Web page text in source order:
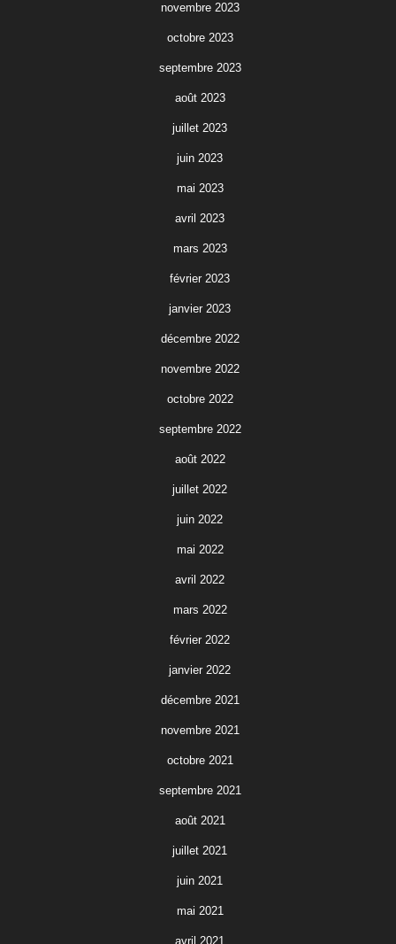
novembre 2023
octobre 2023
septembre 2023
août 2023
juillet 2023
juin 2023
mai 2023
avril 2023
mars 2023
février 2023
janvier 2023
décembre 2022
novembre 2022
octobre 2022
septembre 2022
août 2022
juillet 2022
juin 2022
mai 2022
avril 2022
mars 2022
février 2022
janvier 2022
décembre 2021
novembre 2021
octobre 2021
septembre 2021
août 2021
juillet 2021
juin 2021
mai 2021
avril 2021